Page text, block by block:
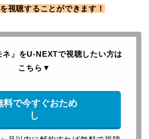
視聴することができます！
」をU-NEXTで視聴したい方は
こちら ▼
料で今すぐおため
し